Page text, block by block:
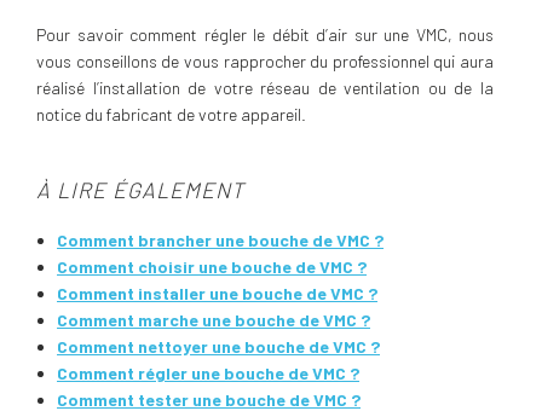
Pour savoir comment régler le débit d’air sur une VMC, nous
vous conseillons de vous rapprocher du professionnel qui aura
réalisé l’installation de votre réseau de ventilation ou de la
notice du fabricant de votre appareil.
À LIRE ÉGALEMENT
Comment brancher une bouche de VMC ?
Comment choisir une bouche de VMC ?
Comment installer une bouche de VMC ?
Comment marche une bouche de VMC ?
Comment nettoyer une bouche de VMC ?
Comment régler une bouche de VMC ?
Comment tester une bouche de VMC ?